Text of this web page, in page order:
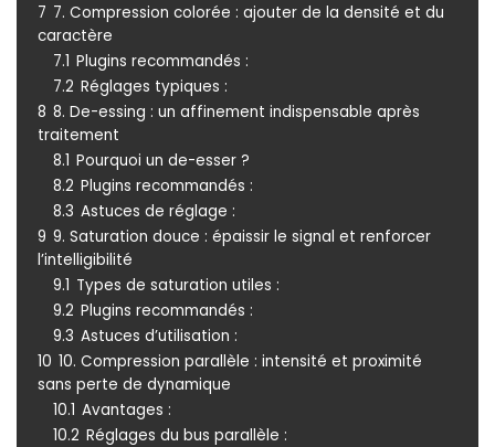
7 7. Compression colorée : ajouter de la densité et du
caractère
7.1 Plugins recommandés :
7.2 Réglages typiques :
8 8. De-essing : un affinement indispensable après
traitement
8.1 Pourquoi un de-esser ?
8.2 Plugins recommandés :
8.3 Astuces de réglage :
9 9. Saturation douce : épaissir le signal et renforcer
l’intelligibilité
9.1 Types de saturation utiles :
9.2 Plugins recommandés :
9.3 Astuces d’utilisation :
10 10. Compression parallèle : intensité et proximité
sans perte de dynamique
10.1 Avantages :
10.2 Réglages du bus parallèle :